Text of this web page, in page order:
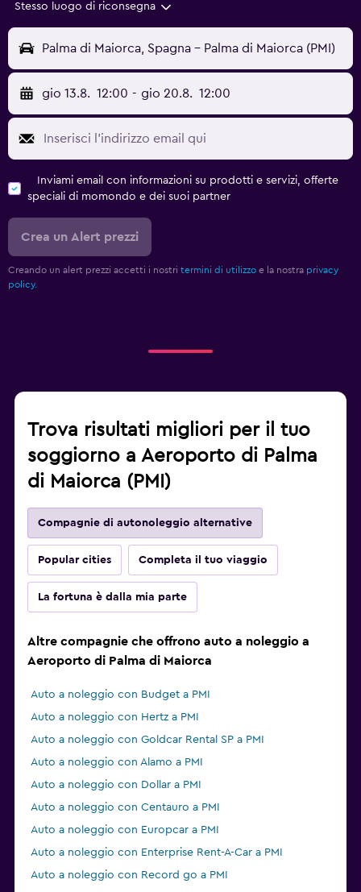
Stesso luogo di riconsegna
Palma di Maiorca, Spagna - Palma di Maiorca (PMI)
gio 13.8. 12:00 - gio 20.8. 12:00
Inviami email con informazioni su prodotti e servizi, offerte
speciali di momondo e dei suoi partner
Crea un Alert prezzi
Creando un alert prezzi accetti i nostri termini di utilizzo e la nostra privacy
policy.
Trova risultati migliori per il tuo
soggiorno a Aeroporto di Palma
di Maiorca (PMI)
Compagnie di autonoleggio alternative
Popular cities Completa il tuo viaggio
La fortuna è dalla mia parte
Altre compagnie che offrono auto a noleggio a
Aeroporto di Palma di Maiorca
Auto a noleggio con Budget a PMI
Auto a noleggio con Hertz a PMI
Auto a noleggio con Goldcar Rental SP a PMI
Auto a noleggio con Alamo a PMI
Auto a noleggio con Dollar a PMI
Auto a noleggio con Centauro a PMI
Auto a noleggio con Europcar a PMI
Auto a noleggio con Enterprise Rent-A-Car a PMI
Auto a noleggio con Record go a PMI